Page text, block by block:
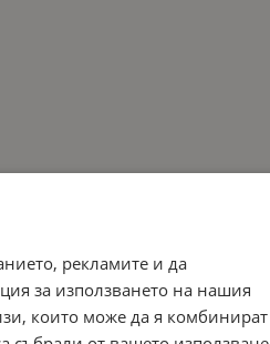
рекламите и да
за използването на нашия
които може да я комбинират